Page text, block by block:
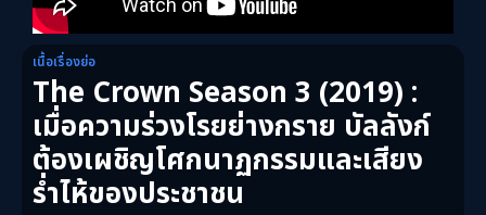
เนื้อเรื่องย่อ
The Crown Season 3 (2019) :
เมื่อความร่วงโรยย่างกราย บัลลังก์
ต้องเผชิญโศกนาฏกรรมและเสียง
ร่ำไห้ของประชาชน